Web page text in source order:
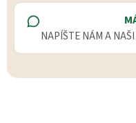
NAPÍŠTE NÁM A